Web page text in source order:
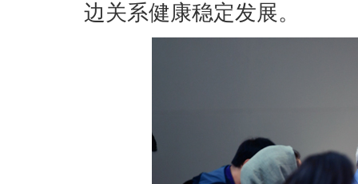
边关系健康稳定发展。